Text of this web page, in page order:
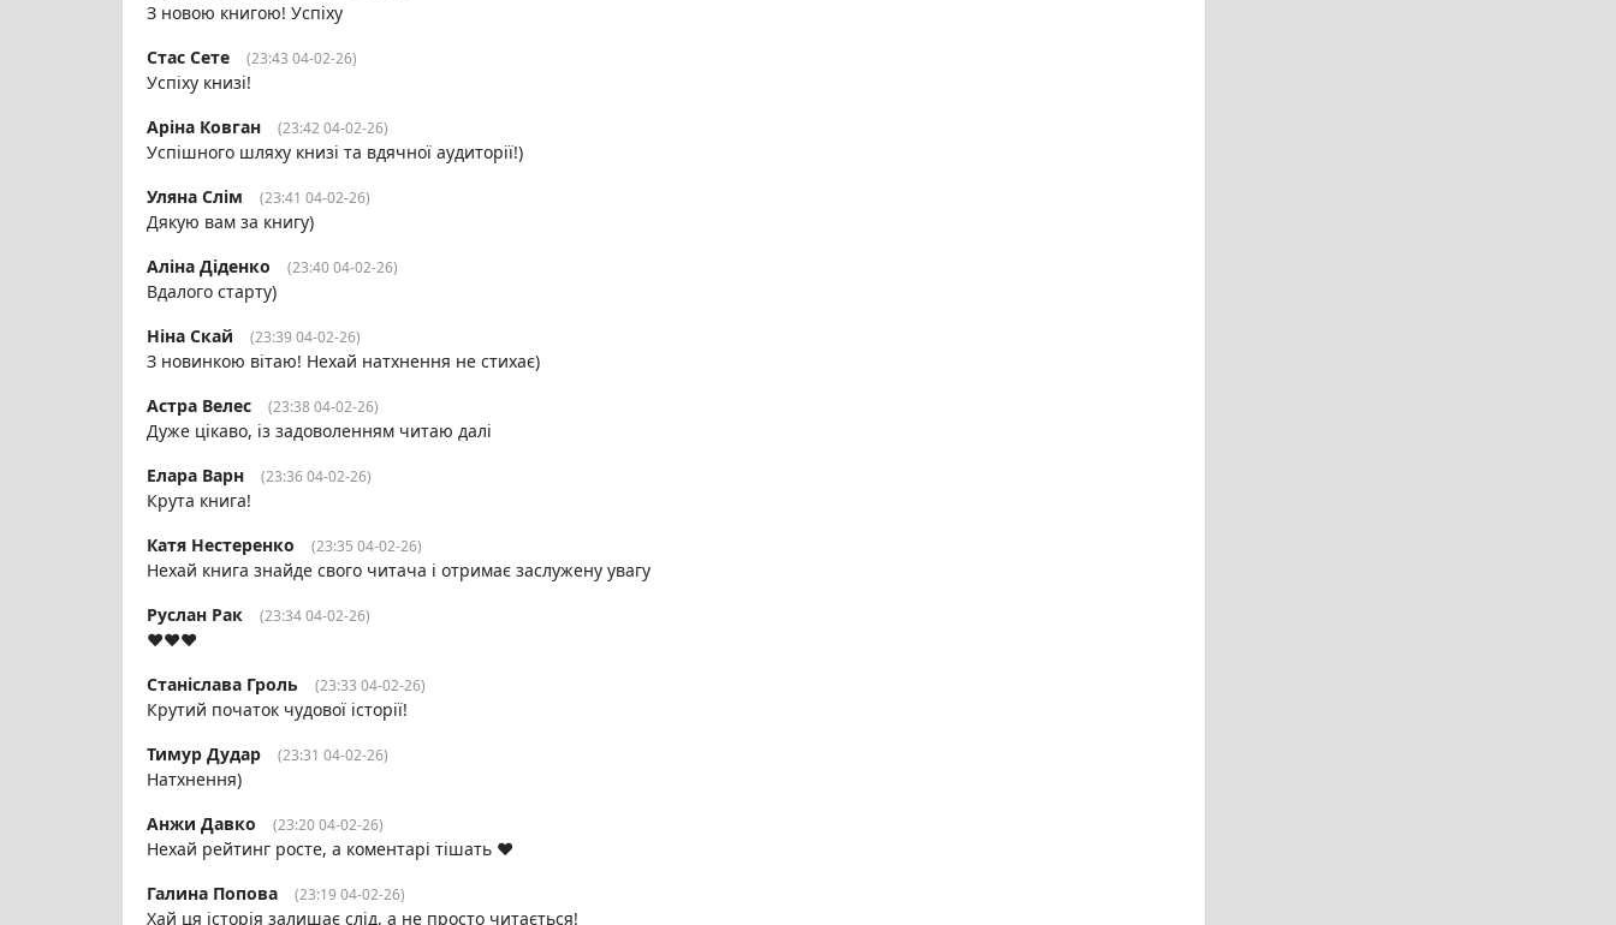
З новою книгою! Успіху
Стас Cете
(23:43 04-02-26)
Успіху книзі!
Аріна Ковган
(23:42 04-02-26)
Успішного шляху книзі та вдячної аудиторії!)
Уляна Слім
(23:41 04-02-26)
Дякую вам за книгу)
Аліна Діденко
(23:40 04-02-26)
Вдалого старту)
Ніна Скай
(23:39 04-02-26)
З новинкою вітаю! Нехай натхнення не стихає)
Астра Велес
(23:38 04-02-26)
Дуже цікаво, із задоволенням читаю далі
Елара Варн
(23:36 04-02-26)
Крута книга!
Катя Нестеренко
(23:35 04-02-26)
Нехай книга знайде свого читача і отримає заслужену увагу
Руслан Рак
(23:34 04-02-26)
❤️❤️❤️
Станіслава Гроль
(23:33 04-02-26)
Крутий початок чудової історії!
Тимур Дудар
(23:31 04-02-26)
Натхнення)
Анжи Давко
(23:20 04-02-26)
Нехай рейтинг росте, а коментарі тішать ❤️
Галина Попова
(23:19 04-02-26)
Хай ця історія залишає слід, а не просто читається!